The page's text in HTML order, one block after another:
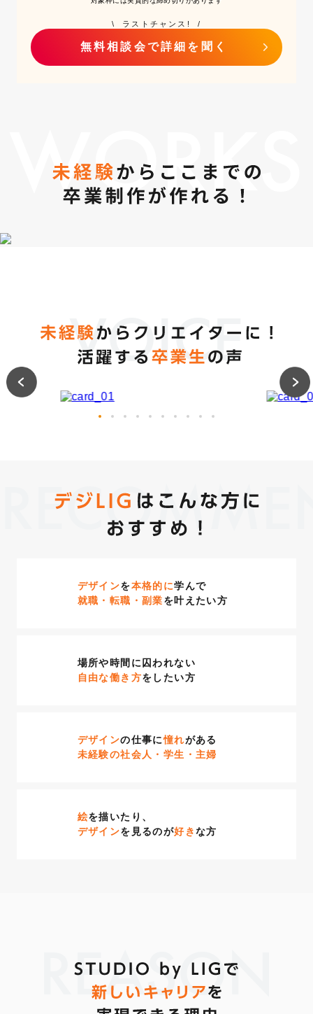
\ ラストチャンス! /
無料相談会で詳細を聞く
WORKS
VOICE
デザインを本格的に学んで
就職・転職・副業を叶えたい方
場所や時間に囚われない
自由な働き方をしたい方
デザインの仕事に憧れがある
未経験の社会人・学生・主婦
絵を描いたり、
デザインを見るのが好きな方
REASON